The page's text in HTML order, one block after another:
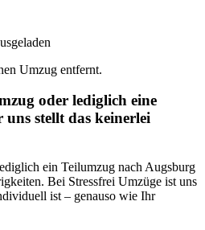
Umzug entfernt.
oder lediglich eine
stellt das keinerlei
ein Teilumzug nach Augsburg
Bei Stressfrei Umzüge ist uns
ist – genauso wie Ihr